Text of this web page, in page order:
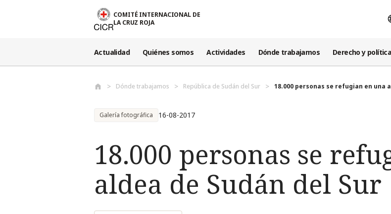
COMITÉ INTERNACIONAL DE
LA CRUZ ROJA
Actualidad Quiénes somos Actividades Dónde trabajamos Derecho y
Dónde trabajamos República de Sudán del Sur 18.000 personas se refugian en una
Galería fotográfica 16-08-2017
18.000 personas se
aldea de Sudán del Sur